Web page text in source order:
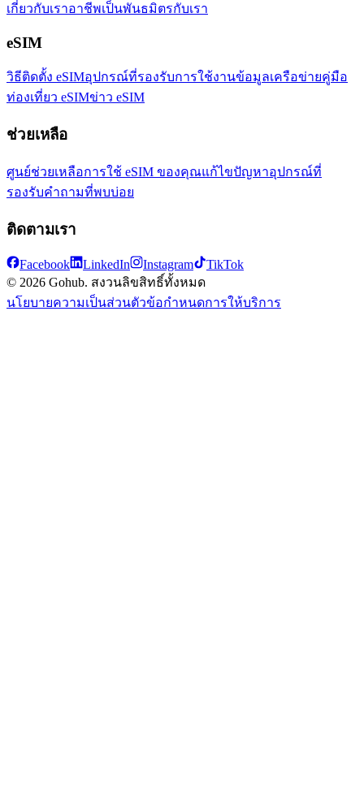
เกี่ยวกับเราอาชีพเป็นพันธมิตรกับเรา
eSIM
วิธีติดตั้ง eSIMอุปกรณ์ที่รองรับการใช้งานข้อมูลเครือข่ายคู่มือ
ท่องเที่ยว eSIMข่าว eSIM
ช่วยเหลือ
ศูนย์ช่วยเหลือการใช้ eSIM ของคุณแก้ไขปัญหาอุปกรณ์ที่
รองรับคำถามที่พบบ่อย
ติดตามเรา
Facebook LinkedIn Instagram
TikTok
© 2026 Gohub. สงวนลิขสิทธิ์ทั้งหมด
นโยบายความเป็นส่วนตัวข้อกำหนดการให้บริการ